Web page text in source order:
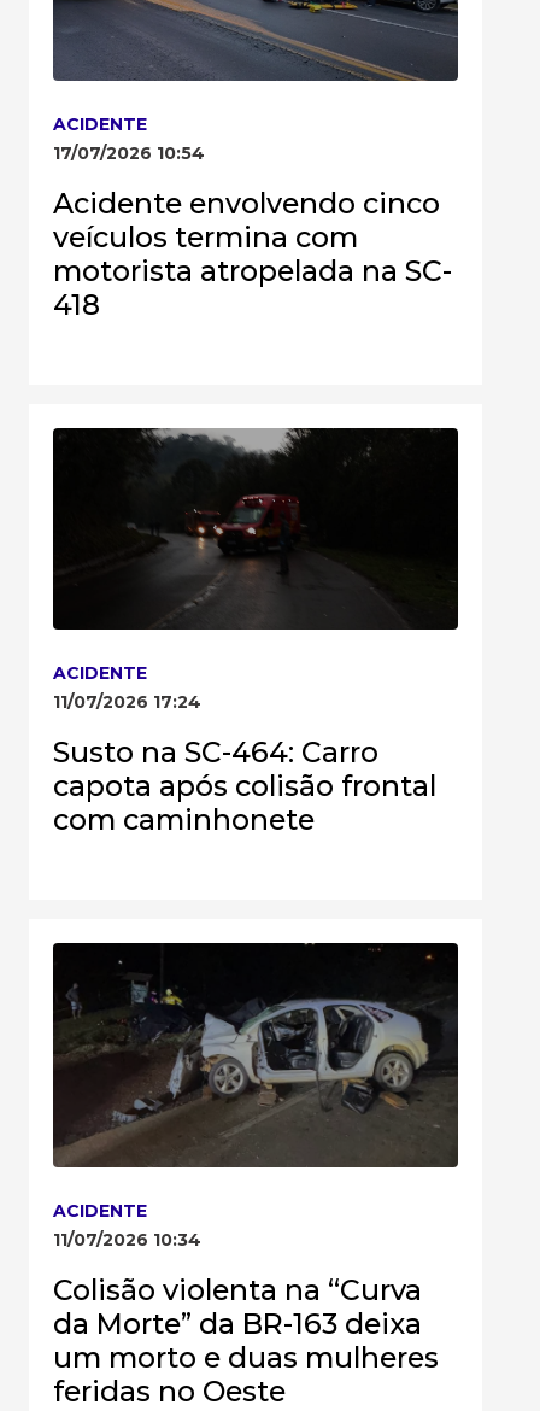
ACIDENTE
17/07/2026 10:54
Acidente envolvendo cinco
veículos termina com
motorista atropelada na SC-
418
ACIDENTE
11/07/2026 17:24
Susto na SC-464: Carro
capota após colisão frontal
com caminhonete
ACIDENTE
11/07/2026 10:34
Colisão violenta na “Curva
da Morte” da BR-163 deixa
um morto e duas mulheres
feridas no Oeste